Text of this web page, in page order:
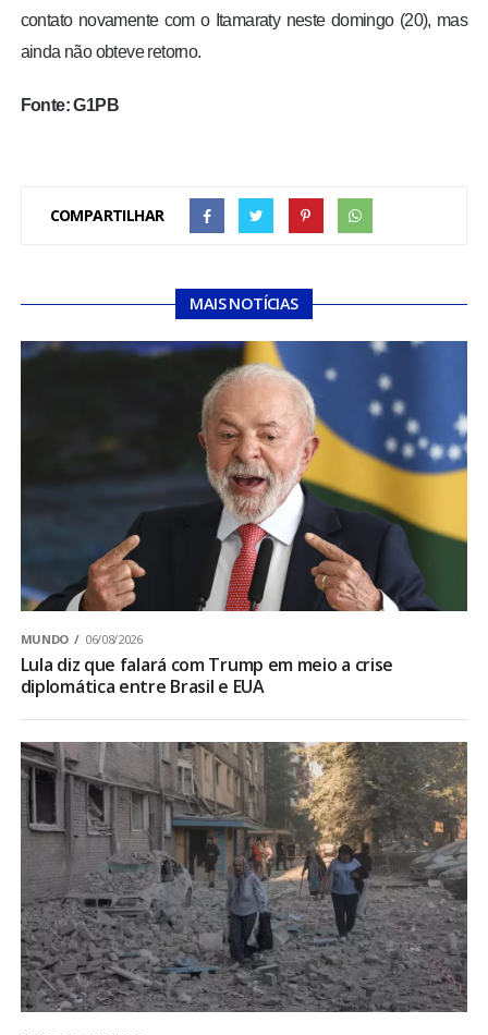
contato novamente com o Itamaraty neste domingo (20), mas
ainda não obteve retorno.
Fonte: G1PB
COMPARTILHAR
MAIS NOTÍCIAS
MUNDO 06/08/2026
Lula diz que falará com Trump em meio a crise
diplomática entre Brasil e EUA